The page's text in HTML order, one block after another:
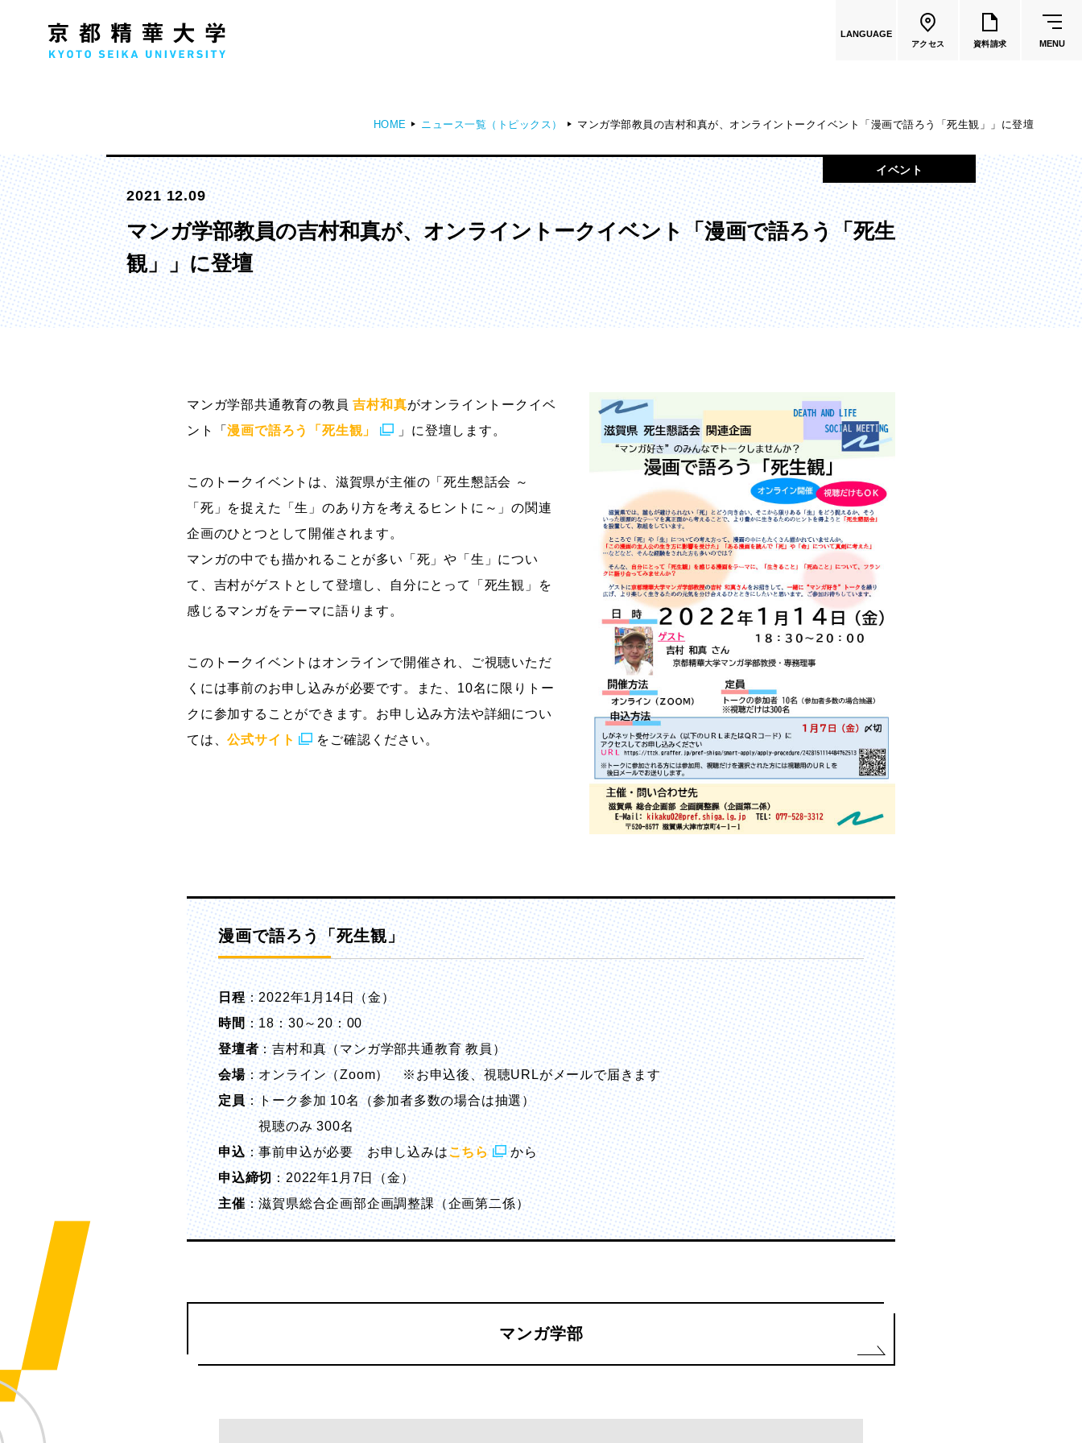
LANGUAGE
アクセス 資料請求 MENU
人文学部
歴史コース
文学コース
社会コース
国際文化コース
国際日本学コース
メディア表現学部
メディア表現学科
芸術学部
造形学科
デジタルクリエイションコース
イラスト学科
新世代マンガコース
キャラクターデザインコース
デザイン研究科
マンガ研究科
共通教育
教員一覧
国際文化学部
（2026年度募集停止）
カートゥーンコース
創造情報学部
（仮称・構想中／2028年
度開設予定）
HOME ニュース一覧（トピックス） マンガ学部教員の吉村和真が、オンライントークイベント「漫画で語ろう「死生観」」に登壇
イベント
2021 12.09
マンガ学部教員の吉村和真が、オンライントークイベント「漫画で語ろう「死生
観」」に登壇
マンガ学部共通教育の教員吉村和真がオンライントークイベ
ント「漫画で語ろう「死生観」 」に登壇します。
このトークイベントは、滋賀県が主催の「死生懇話会 ～
「死」を捉えた「生」のあり方を考えるヒントに～」の関連
企画のひとつとして開催されます。
マンガの中でも描かれることが多い「死」や「生」につい
て、吉村がゲストとして登壇し、自分にとって「死生観」を
感じるマンガをテーマに語ります。
このトークイベントはオンラインで開催され、ご視聴いただ
くには事前のお申し込みが必要です。また、10名に限りトー
クに参加することができます。お申し込み方法や詳細につい
ては、公式サイト をご確認ください。
漫画で語ろう「死生観」
日程：2022年1月14日（金）
時間：18：30～20：00
登壇者：吉村和真（マンガ学部共通教育 教員）
会場：オンライン（Zoom） ※お申込後、視聴URLがメールで届きます
定員：トーク参加 10名（参加者多数の場合は抽選）
視聴のみ 300名
申込：事前申込が必要 お申し込みはこちら
から
申込締切：2022年1月7日（金）
主催：滋賀県総合企画部企画調整課（企画第二係）
マンガ学部